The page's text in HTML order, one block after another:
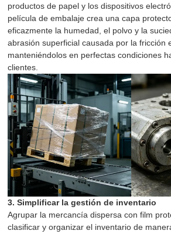
productos de papel y los dispositivos
película de embalaje crea una capa
eficazmente la humedad, el polvo y la
abrasión superficial causada por la fricción
manteniéndolos en perfectas condiciones
clientes.
3. Simplificar la gestión de inventario
Agrupar la mercancía dispersa con film
clasificar y organizar el inventario de